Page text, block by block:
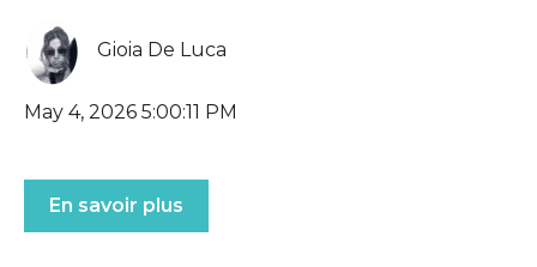
Gioia De Luca
May 4, 2026 5:00:11 PM
En savoir plus